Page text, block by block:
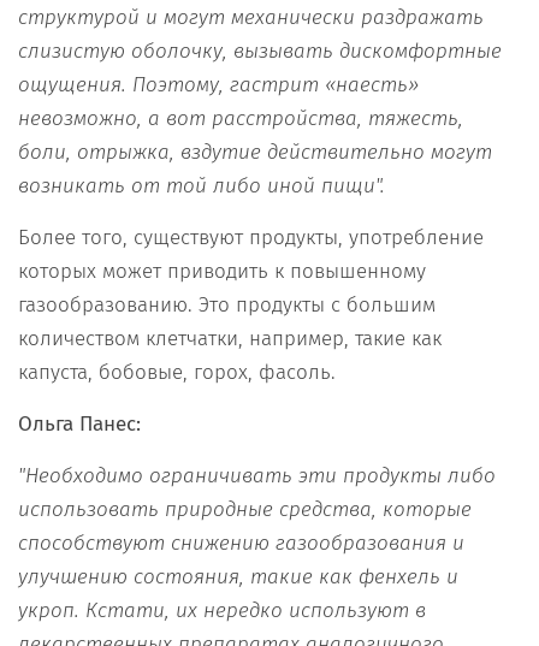
структурой и могут механически раздражать
слизистую оболочку, вызывать дискомфортные
ощущения. Поэтому, гастрит «наесть»
невозможно, а вот расстройства, тяжесть,
боли, отрыжка, вздутие действительно могут
возникать от той либо иной пищи".
Более того, существуют продукты, употребление
которых может приводить к повышенному
газообразованию. Это продукты с большим
количеством клетчатки, например, такие как
капуста, бобовые, горох, фасоль.
Ольга Панес:
"Необходимо ограничивать эти продукты либо
использовать природные средства, которые
способствуют снижению газообразования и
улучшению состояния, такие как фенхель и
укроп. Кстати, их нередко используют в